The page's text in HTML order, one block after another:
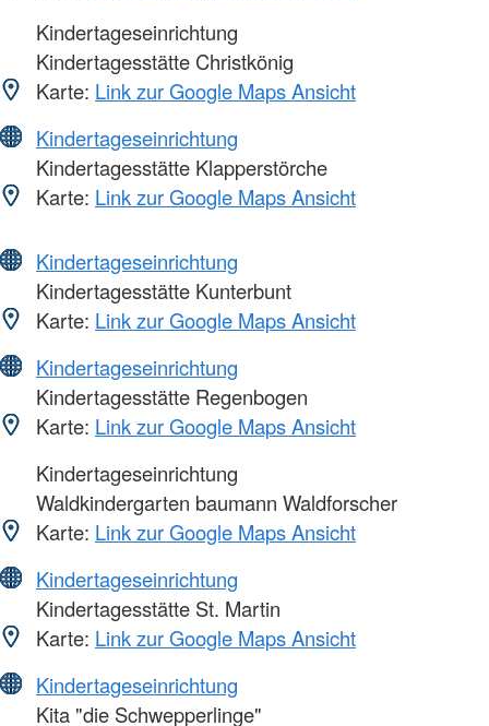
Kindertageseinrichtung
Kindertagesstätte Christkönig
Karte: Link zur Google Maps Ansicht
Kindertageseinrichtung
Kindertagesstätte Klapperstörche
Karte: Link zur Google Maps Ansicht
Kindertageseinrichtung
Kindertagesstätte Kunterbunt
Karte: Link zur Google Maps Ansicht
Kindertageseinrichtung
Kindertagesstätte Regenbogen
Karte: Link zur Google Maps Ansicht
Kindertageseinrichtung
Waldkindergarten baumann Waldforscher
Karte: Link zur Google Maps Ansicht
Kindertageseinrichtung
Kindertagesstätte St. Martin
Karte: Link zur Google Maps Ansicht
Kindertageseinrichtung
Kita "die Schwepperlinge"